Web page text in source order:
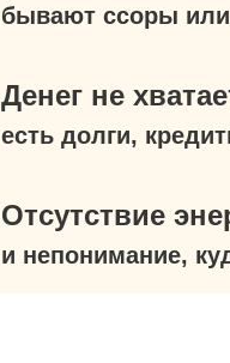
бывают ссоры
Денег не
есть долги,
Отсутствие
и непонимание,